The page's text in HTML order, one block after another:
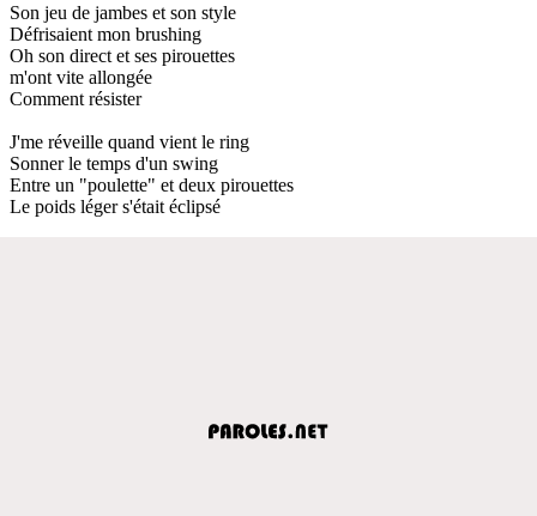
Son jeu de jambes et son style
Défrisaient mon brushing
Oh son direct et ses pirouettes
m'ont vite allongée
Comment résister
J'me réveille quand vient le ring
Sonner le temps d'un swing
Entre un "poulette" et deux pirouettes
Le poids léger s'était éclipsé